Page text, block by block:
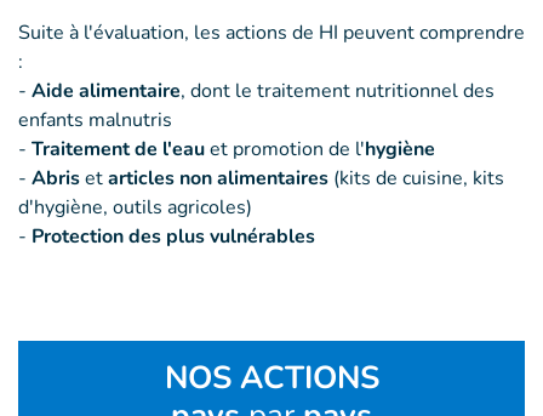
Suite à l'évaluation, les actions de HI peuvent comprendre
:
- Aide alimentaire, dont le traitement nutritionnel des
enfants malnutris
- Traitement de l'eauet promotion de l'hygiène
- Abrisetarticles non alimentaires (kits de cuisine, kits
d'hygiène, outils agricoles)
- Protection des plus vulnérables
NOS ACTIONS